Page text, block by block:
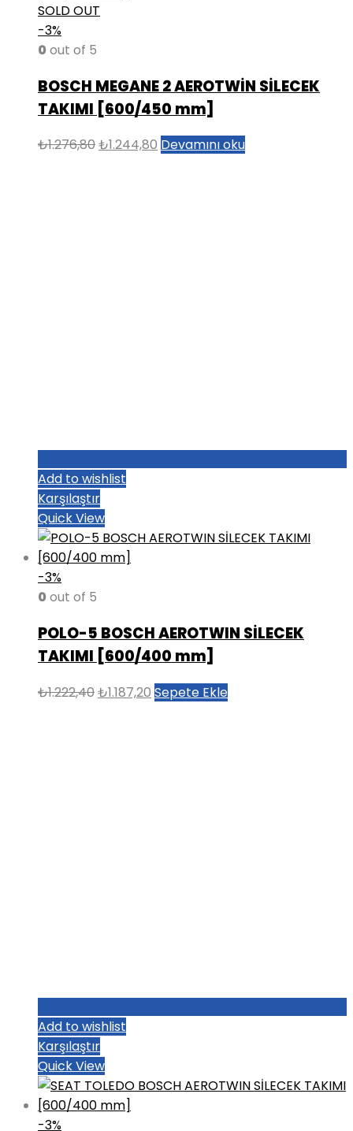
SOLD OUT
-3%
0 out of 5
BOSCH MEGANE 2 AEROTWİN SİLECEK
TAKIMI [600/450 mm]
₺1.276,80Orijinal
₺1.244,80 Şu
Devamını oku
Add to wishlist
Karşılaştır
Quick View
-3%
0 out of 5
POLO-5 BOSCH AEROTWIN SİLECEK
TAKIMI [600/400 mm]
₺1.222,40Orijinal
₺1.187,20 Şu
Sepete Ekle
Add to wishlist
Karşılaştır
Quick View
-3%